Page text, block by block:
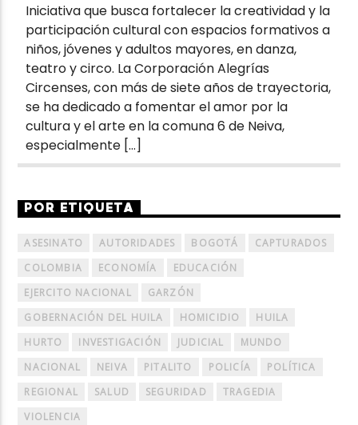
Iniciativa que busca fortalecer la creatividad y la
participación cultural con espacios formativos a
niños, jóvenes y adultos mayores, en danza,
teatro y circo. La Corporación Alegrías
Circenses, con más de siete años de trayectoria,
se ha dedicado a fomentar el amor por la
cultura y el arte en la comuna 6 de Neiva,
especialmente […]
POR ETIQUETA
ASESINATO AUTORIDADES BOGOTÁ
CAPTURADOS
COLOMBIA
ECONOMÍA
EDUCACIÓN
EJERCITO NACIONAL
GARZÓN
GOBERNACIÓN DEL HUILA
HOMICIDIO
HUILA
HURTO
INVESTIGACIÓN JUDICIAL
MUNDO
NACIONAL
NEIVA PITALITO POLICÍA
POLÍTICA
REGIONAL
SALUD SEGURIDAD
TRAGEDIA
VIOLENCIA